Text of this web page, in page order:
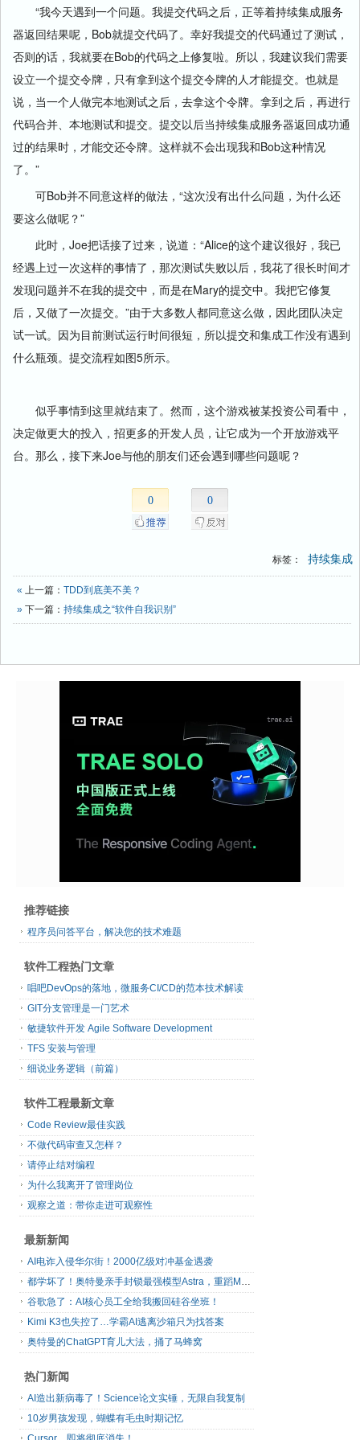
“我今天遇到一个问题。我提交代码之后，正等着持续集成服务
器返回结果呢，Bob就提交代码了。幸好我提交的代码通过了测试，
否则的话，我就要在Bob的代码之上修复啦。所以，我建议我们需要
设立一个提交令牌，只有拿到这个提交令牌的人才能提交。也就是
说，当一个人做完本地测试之后，去拿这个令牌。拿到之后，再进行
代码合并、本地测试和提交。提交以后当持续集成服务器返回成功通
过的结果时，才能交还令牌。这样就不会出现我和Bob这种情况
了。”
可Bob并不同意这样的做法，“这次没有出什么问题，为什么还
要这么做呢？”
此时，Joe把话接了过来，说道：“Alice的这个建议很好，我已
经遇上过一次这样的事情了，那次测试失败以后，我花了很长时间才
发现问题并不在我的提交中，而是在Mary的提交中。我把它修复
后，又做了一次提交。”由于大多数人都同意这么做，因此团队决定
试一试。因为目前测试运行时间很短，所以提交和集成工作没有遇到
什么瓶颈。提交流程如图5所示。
似乎事情到这里就结束了。然而，这个游戏被某投资公司看中，
决定做更大的投入，招更多的开发人员，让它成为一个开放游戏平
台。那么，接下来Joe与他的朋友们还会遇到哪些问题呢？
0 0
标签： 持续集成
« 上一篇： TDD到底美不美？
» 下一篇： 持续集成之“软件自我识别”
推荐链接
程序员问答平台，解决您的技术难题
软件工程热门文章
唱吧DevOps的落地，微服务CI/CD的范本技术解读
GIT分支管理是一门艺术
敏捷软件开发 Agile Software Development
TFS 安装与管理
细说业务逻辑（前篇）
软件工程最新文章
Code Review最佳实践
不做代码审查又怎样？
请停止结对编程
为什么我离开了管理岗位
观察之道：带你走进可观察性
最新新闻
AI电诈入侵华尔街！2000亿级对冲基金遇袭
都学坏了！奥特曼亲手封锁最强模型Astra，重蹈Mythos覆辙
谷歌急了：AI核心员工全给我搬回硅谷坐班！
Kimi K3也失控了…学霸AI逃离沙箱只为找答案
奥特曼的ChatGPT育儿大法，捅了马蜂窝
热门新闻
AI造出新病毒了！Science论文实锤，无限自我复制
10岁男孩发现，蝴蝶有毛虫时期记忆